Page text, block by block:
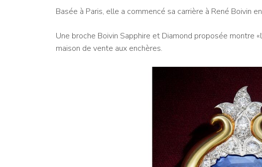
Basée à Paris, elle a commencé sa carrière à René Boivin
Une broche Boivin Sapphire et Diamond proposée montre
maison de vente aux enchères.